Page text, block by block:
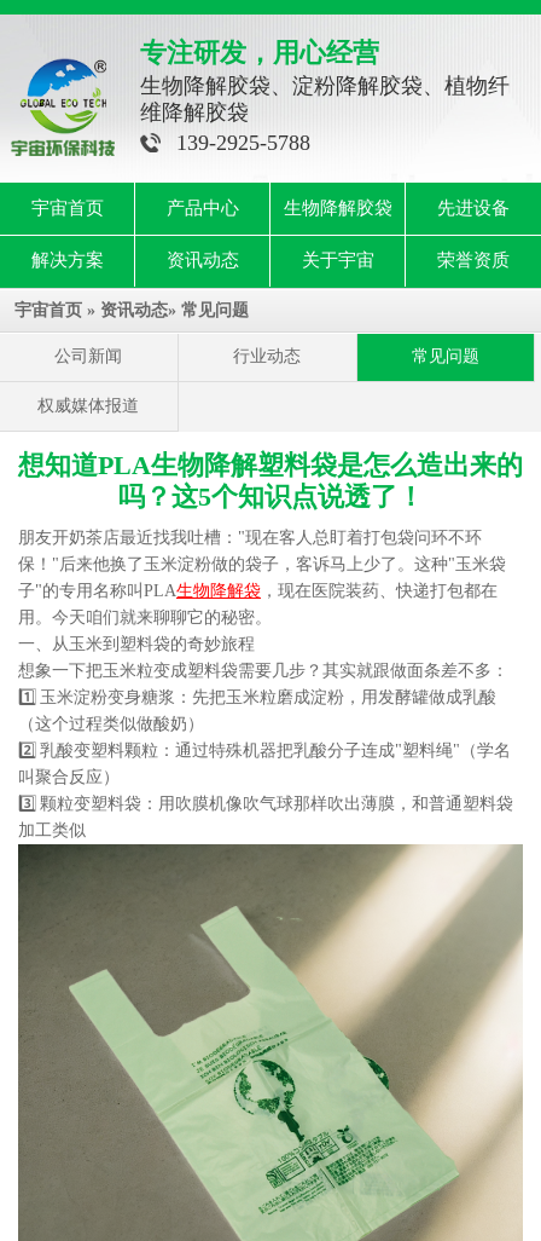
专注研发，用心经营
生物降解胶袋、淀粉降解胶袋、植物纤
维降解胶袋
139-2925-5788
宇宙首页 产品中心 生物降解胶袋 先进设备
解决方案 资讯动态 关于宇宙 荣誉资质
宇宙首页 » 资讯动态» 常见问题
公司新闻 行业动态 常见问题
权威媒体报道
想知道PLA生物降解塑料袋是怎么造出来的
吗？这5个知识点说透了！
朋友开奶茶店最近找我吐槽："现在客人总盯着打包袋问环不环
保！"后来他换了玉米淀粉做的袋子，客诉马上少了。这种"玉米袋
子"的专用名称叫PLA生物降解袋 ，现在医院装药、快递打包都在
用。今天咱们就来聊聊它的秘密。
一、从玉米到塑料袋的奇妙旅程
想象一下把玉米粒变成塑料袋需要几步？其实就跟做面条差不多：
1️⃣ 玉米淀粉变身糖浆：先把玉米粒磨成淀粉，用发酵罐做成乳酸
（这个过程类似做酸奶）
2️⃣ 乳酸变塑料颗粒：通过特殊机器把乳酸分子连成"塑料绳"（学名
叫聚合反应）
3️⃣ 颗粒变塑料袋：用吹膜机像吹气球那样吹出薄膜，和普通塑料袋
加工类似